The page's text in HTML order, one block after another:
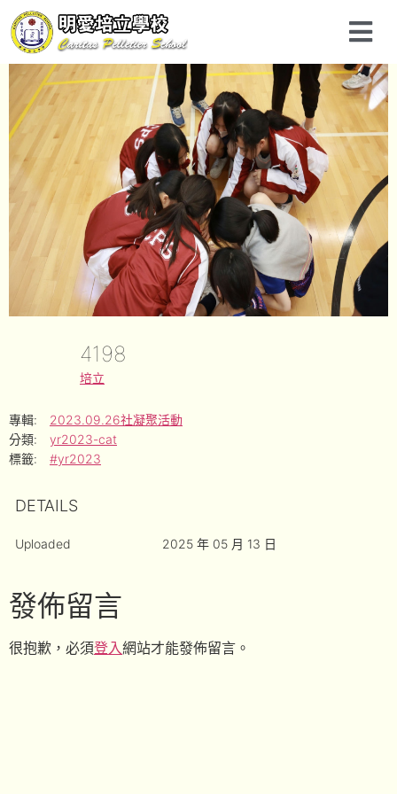
4198
培立
專輯:
2023.09.26社凝聚活動
分類:
yr2023-cat
標籤:
#yr2023
DETAILS
Uploaded 2025 年 05 月 13 日
發佈留言
很抱歉，必須登入網站才能發佈留言。